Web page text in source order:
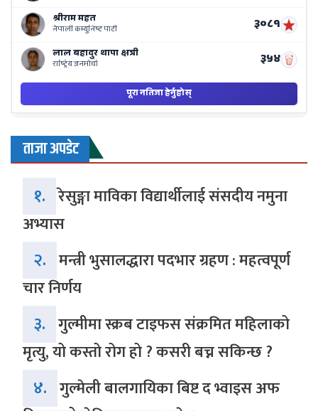
ताजा अपडेट
१. रेसुङ्गा माविका विद्यार्थीलाई संसदीय नमुना
अभ्यास
२. मन्त्री भुसालद्धारा पदभार ग्रहण : महत्वपूर्ण
चार निर्णय
३. गुल्मीमा स्क्रब टाइफस संक्रमित महिलाको
मृत्यु, यो कस्तो रोग हो ? कसरी बच्न सकिन्छ ?
४. गुल्मेली बालगायिका बिष्ट द भ्वाइस अफ